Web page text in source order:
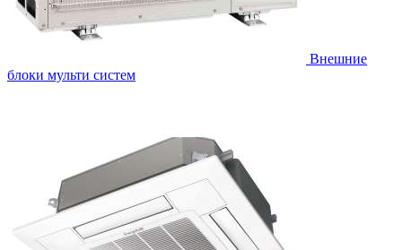
Внешние
блоки мульти систем